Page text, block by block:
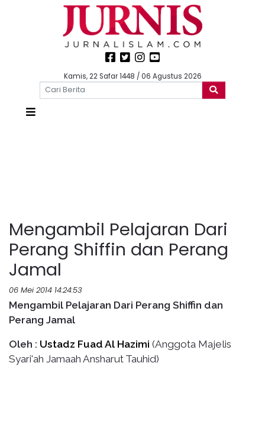
Kamis, 22 Safar 1448 / 06 Agustus 2026
Mengambil Pelajaran Dari
Perang Shiffin dan Perang
Jamal
06 Mei 2014 14:24:53
Mengambil Pelajaran Dari Perang Shiffin dan
Perang Jamal
Oleh : Ustadz Fuad Al Hazimi (Anggota Majelis
Syari'ah Jamaah Ansharut Tauhid)